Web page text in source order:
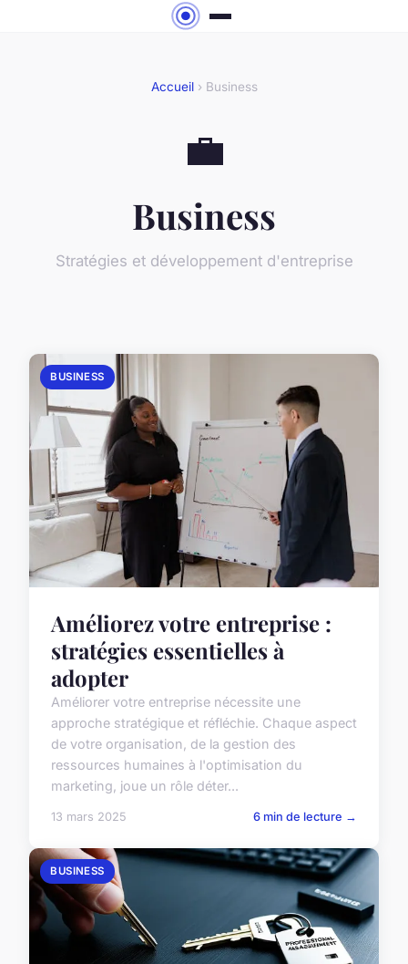
Accueil› Business
💼
Business
Stratégies et développement d'entreprise
BUSINESS
Améliorez votre entreprise :
stratégies essentielles à
adopter
Améliorer votre entreprise nécessite une
approche stratégique et réfléchie. Chaque aspect
de votre organisation, de la gestion des
ressources humaines à l'optimisation du
marketing, joue un rôle déter...
13 mars 2025 6 min de lecture →
BUSINESS